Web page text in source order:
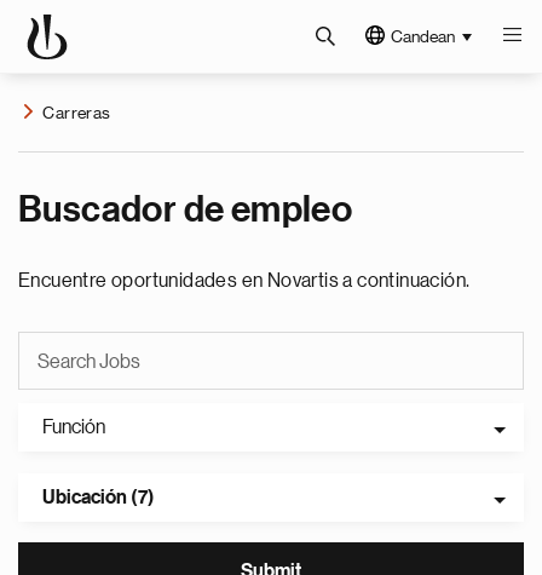
Candean
Carreras
Buscador de empleo
Encuentre oportunidades en Novartis a continuación.
Función
Ubicación (7)